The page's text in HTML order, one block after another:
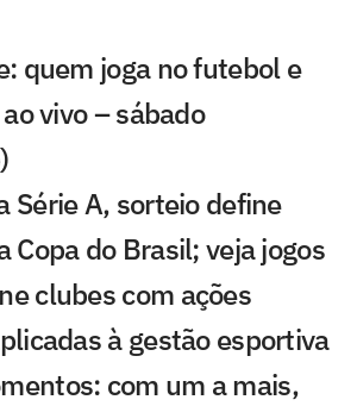
quem joga no futebol e
vivo – sábado
Série A, sorteio define
Copa do Brasil; veja jogos
clubes com ações
à gestão esportiva
com um a mais,